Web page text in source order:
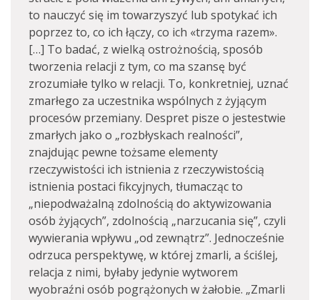
to nauczyć się im towarzyszyć lub spotykać ich
poprzez to, co ich łączy, co ich «trzyma razem».
[…] To badać, z wielką ostrożnością, sposób
tworzenia relacji z tym, co ma szansę być
zrozumiałe tylko w relacji. To, konkretniej, uznać
zmarłego za uczestnika wspólnych z żyjącym
procesów przemiany. Despret pisze o jestestwie
zmarłych jako o „rozbłyskach realności”,
znajdując pewne tożsame elementy
rzeczywistości ich istnienia z rzeczywistością
istnienia postaci fikcyjnych, tłumacząc to
„niepodważalną zdolnością do aktywizowania
osób żyjących”, zdolnością „narzucania się”, czyli
wywierania wpływu „od zewnątrz”. Jednocześnie
odrzuca perspektywę, w której zmarli, a ściślej,
relacja z nimi, byłaby jedynie wytworem
wyobraźni osób pogrążonych w żałobie. „Zmarli